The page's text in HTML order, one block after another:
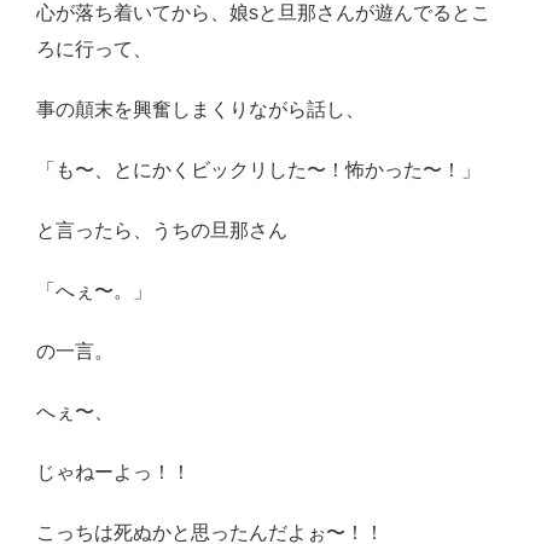
心が落ち着いてから、娘sと旦那さんが遊んでるとこ
ろに行って、
事の顛末を興奮しまくりながら話し、
「も〜、とにかくビックリした〜！怖かった〜！」
と言ったら、うちの旦那さん
「へぇ〜。」
の一言。
へぇ〜、
じゃねーよっ！！
こっちは死ぬかと思ったんだよぉ〜！！